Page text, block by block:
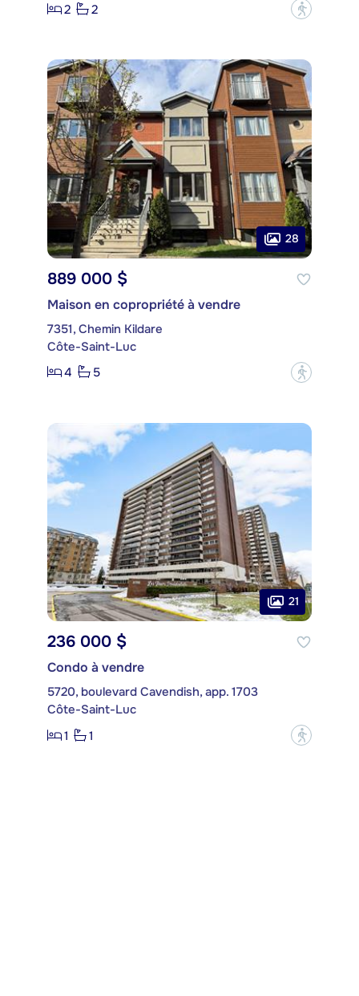
2
2 ?
28
889 000 $
Maison en copropriété à vendre
7351, Chemin Kildare
Côte-Saint-Luc
4
5 ?
21
236 000 $
Condo à vendre
5720, boulevard Cavendish, app. 1703
Côte-Saint-Luc
1
1 ?